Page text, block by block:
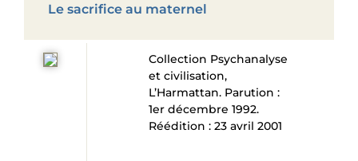
Le sacrifice au maternel
Collection Psychanalyse
et civilisation,
L’Harmattan. Parution :
1er décembre 1992.
Réédition : 23 avril 2001